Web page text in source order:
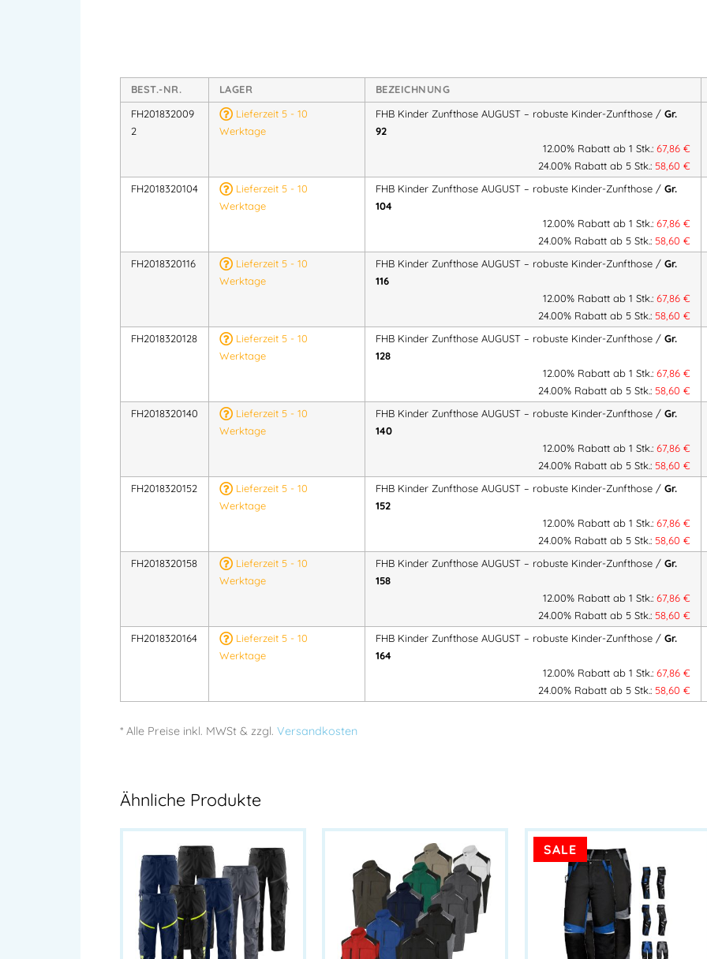
Vorteile:
✔ Robuste Kinder-
✔ Verstärkte Knie – schützt vor
✔ Klassisches Zunftdesign –
✔ Langlebig & pflegeleicht – für
Kombinierbar mit derFHB
Zunftoutfit. Tradition, Qualität
FHB Kinder Zunfthose AUGUST
mit Doppelknie, klassischem
& Handwerk.
FHB Kinder Zunfthose,
Zunfthose robust, Zunfthose für
Artikelnummer:FH2018320
Handwerkerhose
,KIDS Bekleidung
Berufsbekleidung
Hersteller:
FHB original GmbH & Co. KG
Herstelleranschrift:
Blankenfohrweg 7-9
32139 Spenge – DEUTSCHLAN
Mehr Information E-Mail:
BEST.-NR. LAGER BEZEICHNUNG
FH201832009
2
Lieferzeit 5 - 10
Werktage
FHB Kinder Zunfthose AUGUST – robuste Kinder-Zunfthose / Gr.
92
12.00% Rabatt ab 1 Stk.:67,86€
24.00% Rabatt ab 5 Stk.: 58,60€
FH2018320104
Lieferzeit 5 - 10
Werktage
FHB Kinder Zunfthose AUGUST – robuste Kinder-Zunfthose / Gr.
104
12.00% Rabatt ab 1 Stk.:67,86€
24.00% Rabatt ab 5 Stk.: 58,60€
FH2018320116
Lieferzeit 5 - 10
Werktage
FHB Kinder Zunfthose AUGUST – robuste Kinder-Zunfthose / Gr.
116
12.00% Rabatt ab 1 Stk.:67,86€
24.00% Rabatt ab 5 Stk.: 58,60€
FH2018320128
Lieferzeit 5 - 10
Werktage
FHB Kinder Zunfthose AUGUST – robuste Kinder-Zunfthose / Gr.
128
12.00% Rabatt ab 1 Stk.:67,86€
24.00% Rabatt ab 5 Stk.: 58,60€
FH2018320140
Lieferzeit 5 - 10
Werktage
FHB Kinder Zunfthose AUGUST – robuste Kinder-Zunfthose / Gr.
140
12.00% Rabatt ab 1 Stk.:67,86€
24.00% Rabatt ab 5 Stk.: 58,60€
FH2018320152
Lieferzeit 5 - 10
Werktage
FHB Kinder Zunfthose AUGUST – robuste Kinder-Zunfthose / Gr.
152
12.00% Rabatt ab 1 Stk.:67,86€
24.00% Rabatt ab 5 Stk.: 58,60€
FH2018320158
Lieferzeit 5 - 10
Werktage
FHB Kinder Zunfthose AUGUST – robuste Kinder-Zunfthose / Gr.
158
12.00% Rabatt ab 1 Stk.:67,86€
24.00% Rabatt ab 5 Stk.: 58,60€
FH2018320164
Lieferzeit 5 - 10
Werktage
FHB Kinder Zunfthose AUGUST – robuste Kinder-Zunfthose / Gr.
164
12.00% Rabatt ab 1 Stk.:67,86€
24.00% Rabatt ab 5 Stk.: 58,60€
* Alle Preise inkl. MWSt & zzgl. Versandkosten
Ähnliche Produkte
SALE